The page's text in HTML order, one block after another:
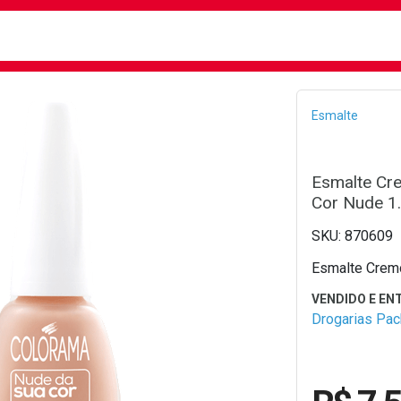
Esmalte
Esmalte
Cor Nude
870609
Esmalte
Drogarias